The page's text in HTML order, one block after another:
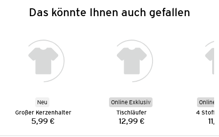
Das könnte Ihnen auch gefallen
Neu
Großer Kerzenhalter
Preis:
5,99 €
Online Exklusiv
Tischläufer
Preis:
12,99 €
Online
4